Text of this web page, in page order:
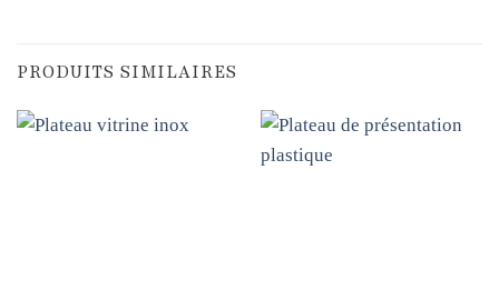
PRODUITS SIMILAIRES